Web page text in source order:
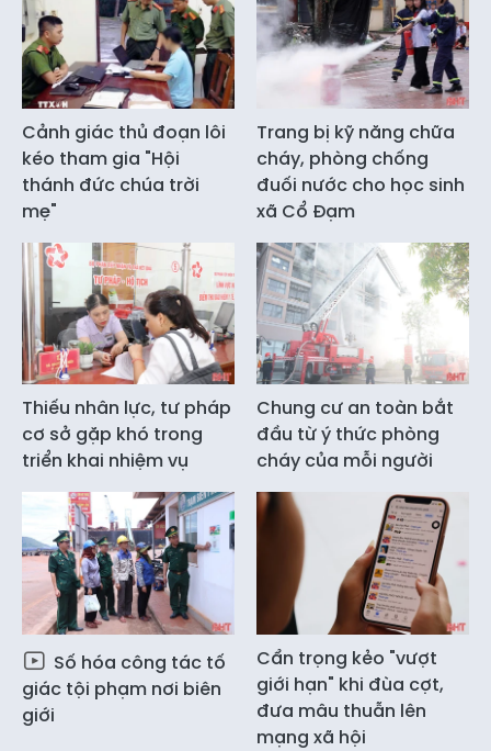
Cảnh giác thủ đoạn lôi
kéo tham gia "Hội
thánh đức chúa trời
mẹ"
Trang bị kỹ năng chữa
cháy, phòng chống
đuối nước cho học sinh
xã Cổ Đạm
Thiếu nhân lực, tư pháp
cơ sở gặp khó trong
triển khai nhiệm vụ
Chung cư an toàn bắt
đầu từ ý thức phòng
cháy của mỗi người
Số hóa công tác tố
giác tội phạm nơi biên
giới
Cẩn trọng kẻo "vượt
giới hạn" khi đùa cợt,
đưa mâu thuẫn lên
mạng xã hội